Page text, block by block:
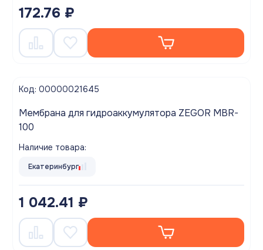
172.76 ₽
Код: 00000021645
Мембрана для гидроаккумулятора ZEGOR MBR-
100
Наличие товара:
Екатеринбург
1 042.41 ₽